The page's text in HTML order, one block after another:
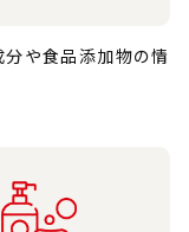
や食品添加物の情